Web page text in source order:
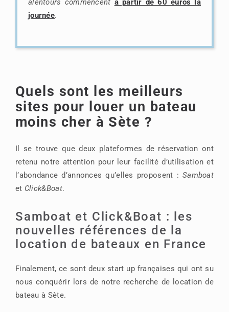
alentours commencent à partir de 60 euros la
journée.
Quels sont les meilleurs
sites pour louer un bateau
moins cher à Sète ?
Il se trouve que deux plateformes de réservation ont
retenu notre attention pour leur facilité d’utilisation et
l’abondance d’annonces qu’elles proposent : Samboat
et Click&Boat.
Samboat et Click&Boat : les
nouvelles références de la
location de bateaux en France
Finalement, ce sont deux start up françaises qui ont su
nous conquérir lors de notre recherche de location de
bateau à Sète.